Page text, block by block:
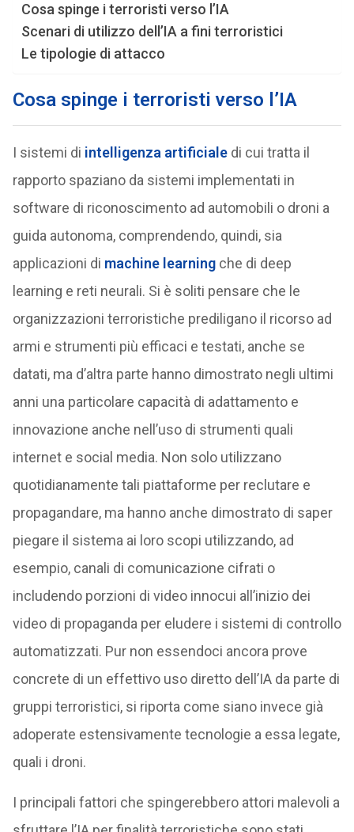
Cosa spinge i terroristi verso l’IA
Scenari di utilizzo dell’IA a fini terroristici
Le tipologie di attacco
Cosa spinge i terroristi verso l’IA
I sistemi di intelligenza artificialedi cui tratta il
rapporto spaziano da sistemi implementati in
software di riconoscimento ad automobili o droni a
guida autonoma, comprendendo, quindi, sia
applicazioni di machine learningche di deep
learning e reti neurali. Si è soliti pensare che le
organizzazioni terroristiche prediligano il ricorso ad
armi e strumenti più efficaci e testati, anche se
datati, ma d’altra parte hanno dimostrato negli ultimi
anni una particolare capacità di adattamento e
innovazione anche nell’uso di strumenti quali
internet e social media. Non solo utilizzano
quotidianamente tali piattaforme per reclutare e
propagandare, ma hanno anche dimostrato di saper
piegare il sistema ai loro scopi utilizzando, ad
esempio, canali di comunicazione cifrati o
includendo porzioni di video innocui all’inizio dei
video di propaganda per eludere i sistemi di controllo
automatizzati. Pur non essendoci ancora prove
concrete di un effettivo uso diretto dell’IA da parte di
gruppi terroristici, si riporta come siano invece già
adoperate estensivamente tecnologie a essa legate,
quali i droni.
I principali fattori che spingerebbero attori malevoli a